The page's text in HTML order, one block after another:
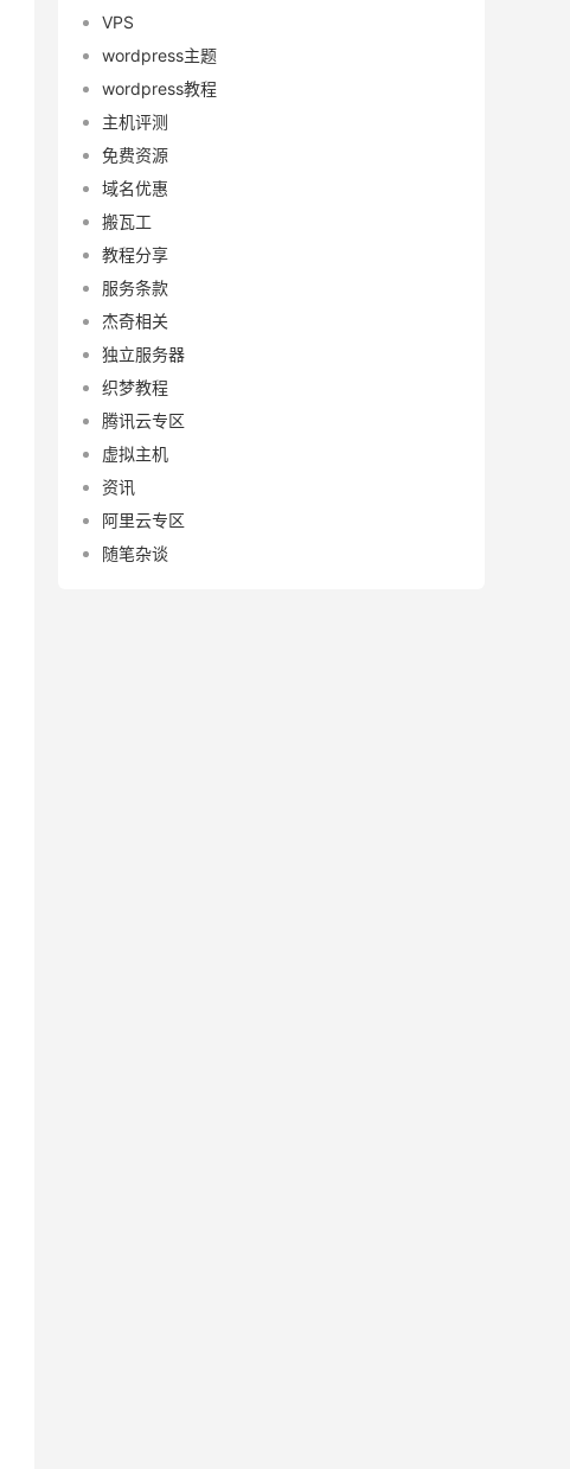
VPS
wordpress主题
wordpress教程
主机评测
免费资源
域名优惠
搬瓦工
教程分享
服务条款
杰奇相关
独立服务器
织梦教程
腾讯云专区
虚拟主机
资讯
阿里云专区
随笔杂谈